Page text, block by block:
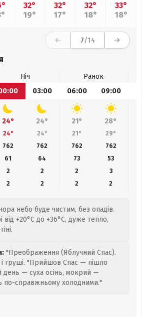
32°
19°
32°
17°
32°
18°
33°
18°
7/14
Ніч
Ранок
03:00 06:00 09:00
24° 24° 21° 28°
24° 24° 21° 29°
762
762 762 762
61
64 73
53
2
2 2
3
2
2 2 2
небо буде чистим, без опадів.
від +20°C до +36°C, дуже тепло,
"Преображення (Яблучний Спас).
груші. "Прийшов Спас — пішло
день — суха осінь, мокрий —
по-справжньому холодними."